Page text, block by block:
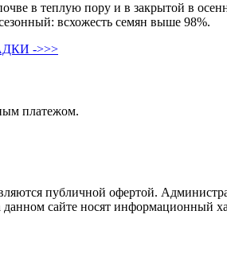
в теплую пору и в закрытой в
всхожесть семян выше 98%.
->>>
платежом.
публичной офертой.
сайте носят информационный